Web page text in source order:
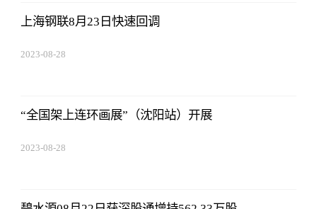
上海钢联8月23日快速回调
2023-08-28
“全国架上连环画展”（沈阳站）开展
2023-08-28